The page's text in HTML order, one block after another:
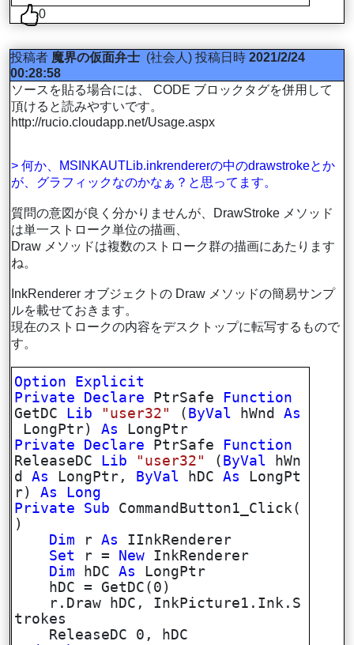
0
投稿者 魔界の仮面弁士 (社会人) 投稿日時 2021/2/24
00:28:58
ソースを貼る場合には、 CODE ブロックタグを併用して
頂けると読みやすいです。
http://rucio.cloudapp.net/Usage.aspx
> 何か、MSINKAUTLib.inkrendererの中のdrawstrokeとか
が、グラフィックなのかなぁ？と思ってます。
質問の意図が良く分かりませんが、DrawStroke メソッド
は単一ストローク単位の描画、
Draw メソッドは複数のストローク群の描画にあたります
ね。
InkRenderer オブジェクトの Draw メソッドの簡易サンプ
ルを載せておきます。
現在のストロークの内容をデスクトップに転写するもので
す。
Option
Explicit
Private
Declare PtrSafe
Function
GetDC
Lib "user32" ( ByVal hWndAs
LongPtr)As
LongPtr
Private
Declare PtrSafe
Function
ReleaseDC
Lib "user32" ( ByVal hWn
dAs LongPtr, ByVal hDCAs
LongPt
r)As
Long
Private
Sub CommandButton1_Click(
)
Dim rAs
IInkRenderer
Set
r = New InkRenderer
Dim hDCAs
LongPtr
hDC = GetDC(0)
r.Draw hDC, InkPicture1.Ink.S
trokes
ReleaseDC 0, hDC